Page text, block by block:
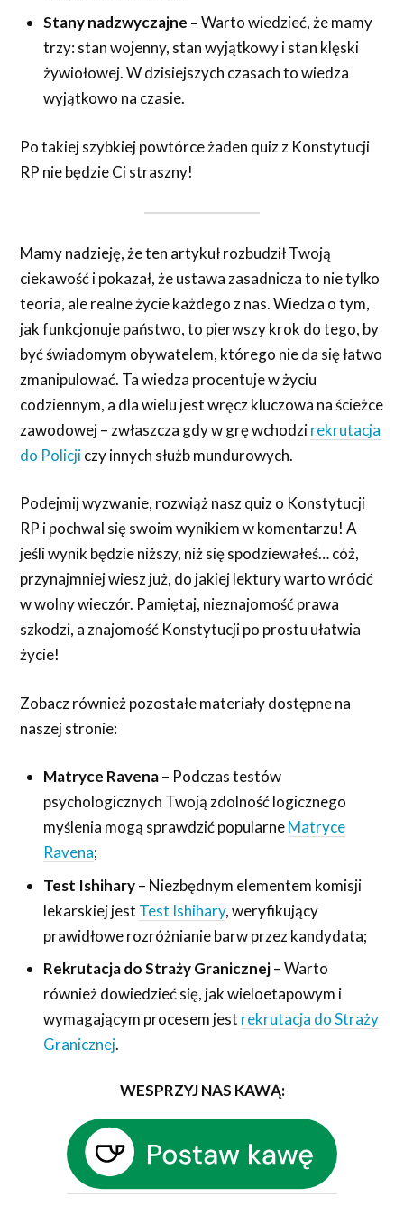
Stany nadzwyczajne –Warto wiedzieć, że mamy
trzy: stan wojenny, stan wyjątkowy i stan klęski
żywiołowej. W dzisiejszych czasach to wiedza
wyjątkowo na czasie.
Po takiej szybkiej powtórce żaden quiz z Konstytucji
RP nie będzie Ci straszny!
Mamy nadzieję, że ten artykuł rozbudził Twoją
ciekawość i pokazał, że ustawa zasadnicza to nie tylko
teoria, ale realne życie każdego z nas. Wiedza o tym,
jak funkcjonuje państwo, to pierwszy krok do tego, by
być świadomym obywatelem, którego nie da się łatwo
zmanipulować. Ta wiedza procentuje w życiu
codziennym, a dla wielu jest wręcz kluczowa na ścieżce
zawodowej – zwłaszcza gdy w grę wchodzirekrutacja
do Policjiczy innych służb mundurowych.
Podejmij wyzwanie, rozwiąż nasz quiz o Konstytucji
RP i pochwal się swoim wynikiem w komentarzu! A
jeśli wynik będzie niższy, niż się spodziewałeś… cóż,
przynajmniej wiesz już, do jakiej lektury warto wrócić
w wolny wieczór. Pamiętaj, nieznajomość prawa
szkodzi, a znajomość Konstytucji po prostu ułatwia
życie!
Zobacz również pozostałe materiały dostępne na
naszej stronie:
Matryce Ravena– Podczas testów
psychologicznych Twoją zdolność logicznego
myślenia mogą sprawdzić popularneMatryce
Ravena;
Test Ishihary– Niezbędnym elementem komisji
lekarskiej jest Test Ishihary, weryfikujący
prawidłowe rozróżnianie barw przez kandydata;
Rekrutacja do Straży Granicznej– Warto
również dowiedzieć się, jak wieloetapowym i
wymagającym procesem jest rekrutacja do Straży
Granicznej.
WESPRZYJ NAS KAWĄ: